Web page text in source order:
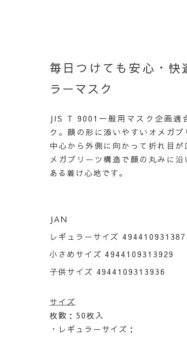
毎日つけても安心・快
ラーマスク
JIS T 9001一般用マスク企画適
ク。顔の形に添いやすいオメガプ
中心から外側に向かって折れ目が
メガプリーツ構造で顔の丸みに沿
ある着け心地です。
JAN
レギュラーサイズ
小さめサイズ 4944109313929
子供サイズ 4944109313936
サイズ
枚数：50枚入
・レギュラーサイズ：